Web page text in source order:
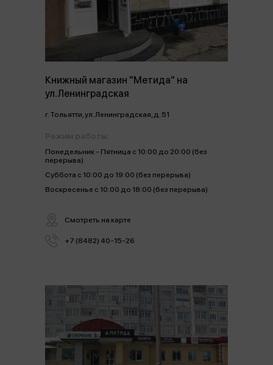
Книжный магазин "Метида" на
ул.Ленинградская
г. Тольятти, ул. Ленинградская, д. 51
Понедельник - Пятница с 10:00 до 20:00 (без
перерыва)
Суббота с 10:00 до 19:00 (без перерыва)
Воскресенье с 10:00 до 18:00 (без перерыва)
Смотреть на карте
+7 (8482) 40-15-26